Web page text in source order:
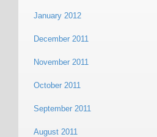
January 2012
December 2011
November 2011
October 2011
September 2011
August 2011